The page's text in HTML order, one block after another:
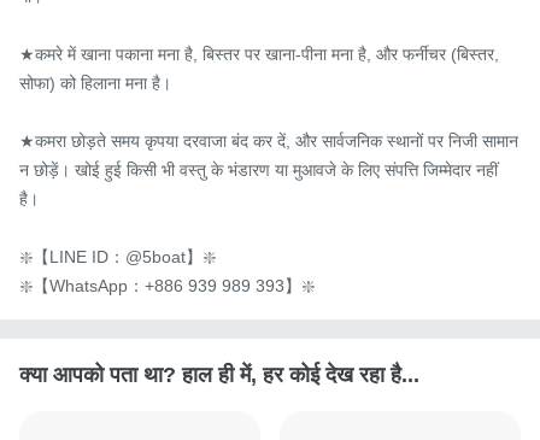
★कमरे में खाना पकाना मना है, बिस्तर पर खाना-पीना मना है, और फर्नीचर (बिस्तर,
सोफा) को हिलाना मना है।
★कमरा छोड़ते समय कृपया दरवाजा बंद कर दें, और सार्वजनिक स्थानों पर निजी सामान
न छोड़ें। खोई हुई किसी भी वस्तु के भंडारण या मुआवजे के लिए संपत्ति जिम्मेदार नहीं
है।
❇️【LINE ID：@5boat】❇️
❇️【WhatsApp：+886 939 989 393】❇️
क्या आपको पता था? हाल ही में, हर कोई देख रहा है...